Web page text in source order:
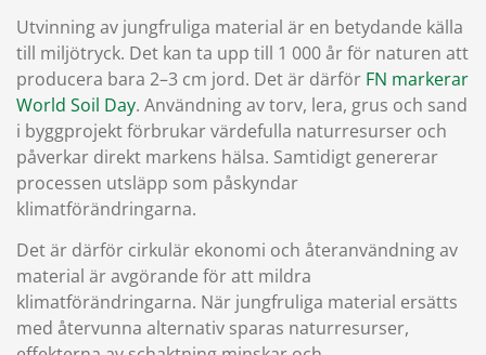
Utvinning av jungfruliga material är en betydande källa
till miljötryck. Det kan ta upp till 1 000 år för naturen att
producera bara 2–3 cm jord. Det är därför FN markerar
World Soil Day. Användning av torv, lera, grus och sand
i byggprojekt förbrukar värdefulla naturresurser och
påverkar direkt markens hälsa. Samtidigt genererar
processen utsläpp som påskyndar
klimatförändringarna.
Det är därför cirkulär ekonomi och återanvändning av
material är avgörande för att mildra
klimatförändringarna. När jungfruliga material ersätts
med återvunna alternativ sparas naturresurser,